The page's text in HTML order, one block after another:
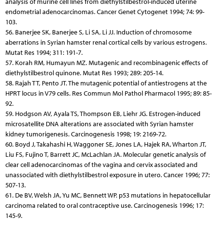
endometrial adenocarcinomas. Cancer Genet Cytogenet 1994; 74: 99-
103.
56. Banerjee SK, Banerjee S, Li SA, Li JJ. Induction of chromosome
aberrations in Syrian hamster renal cortical cells by various estrogens.
Mutat Res 1994; 311: 191-7.
57. Korah RM, Humayun MZ. Mutagenic and recombinagenic effects of
diethylstilbestrol quinone. Mutat Res 1993; 289: 205-14.
58. Rajah TT, Pento JT. The mutagenic potential of antiestrogens at the
HPRT locus in V79 cells. Res Commun Mol Pathol Pharmacol 1995; 89: 85-
92.
59. Hodgson AV, Ayala TS, Thompson EB, Liehr JG. Estrogen-induced
microsatellite DNA alterations are associated with Syrian hamster
kidney tumorigenesis. Carcinogenesis 1998; 19: 2169-72.
60. Boyd J, Takahashi H, Waggoner SE, Jones LA, Hajek RA, Wharton JT,
Liu FS, Fujino T, Barrett JC, McLachlan JA. Molecular genetic analysis of
clear cell adenocarcinomas of the vagina and cervix associated and
unassociated with diethylstilbestrol exposure in utero. Cancer 1996; 77:
507-13.
61. De BV, Welsh JA, Yu MC, Bennett WP. p53 mutations in hepatocellular
carcinoma related to oral contraceptive use. Carcinogenesis 1996; 17:
145-9.